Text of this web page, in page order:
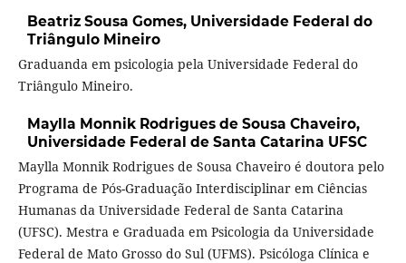
Beatriz Sousa Gomes, Universidade Federal do
Triângulo Mineiro
Graduanda em psicologia pela Universidade Federal do
Triângulo Mineiro.
Maylla Monnik Rodrigues de Sousa Chaveiro,
Universidade Federal de Santa Catarina UFSC
Maylla Monnik Rodrigues de Sousa Chaveiro é doutora pelo
Programa de Pós-Graduação Interdisciplinar em Ciências
Humanas da Universidade Federal de Santa Catarina
(UFSC). Mestra e Graduada em Psicologia da Universidade
Federal de Mato Grosso do Sul (UFMS). Psicóloga Clínica e